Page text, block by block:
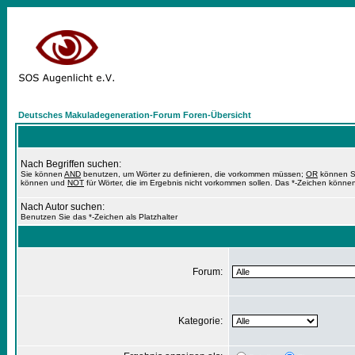
Deutsches Makuladegeneration-Forum Foren-Übersicht
Nach Begriffen suchen:
Sie können AND benutzen, um Wörter zu definieren, die vorkommen müssen; OR können
können und NOT für Wörter, die im Ergebnis nicht vorkommen sollen. Das *-Zeichen
Nach Autor suchen:
Benutzen Sie das *-Zeichen als Platzhalter
Forum:
Kategorie: